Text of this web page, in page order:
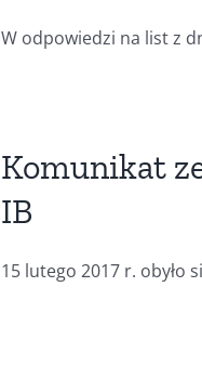
W odpowiedzi na list z
Komunikat
IB
15 lutego 2017 r. obyło